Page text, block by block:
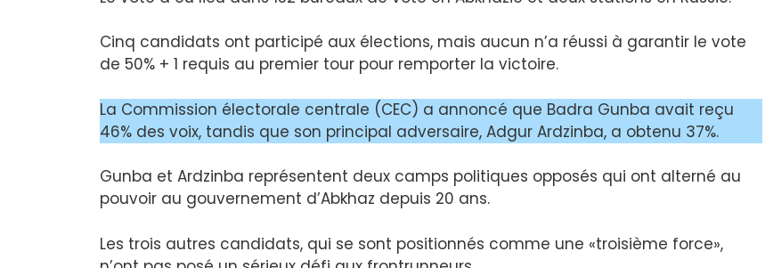
Cinq candidats ont participé aux élections, mais aucun n’a réussi à garantir le vote
de 50% + 1 requis au premier tour pour remporter la victoire.
La Commission électorale centrale (CEC) a annoncé que Badra Gunba avait reçu
46% des voix, tandis que son principal adversaire, Adgur Ardzinba, a obtenu 37%.
Gunba et Ardzinba représentent deux camps politiques opposés qui ont alterné au
pouvoir au gouvernement d’Abkhaz depuis 20 ans.
Les trois autres candidats, qui se sont positionnés comme une «troisième force»,